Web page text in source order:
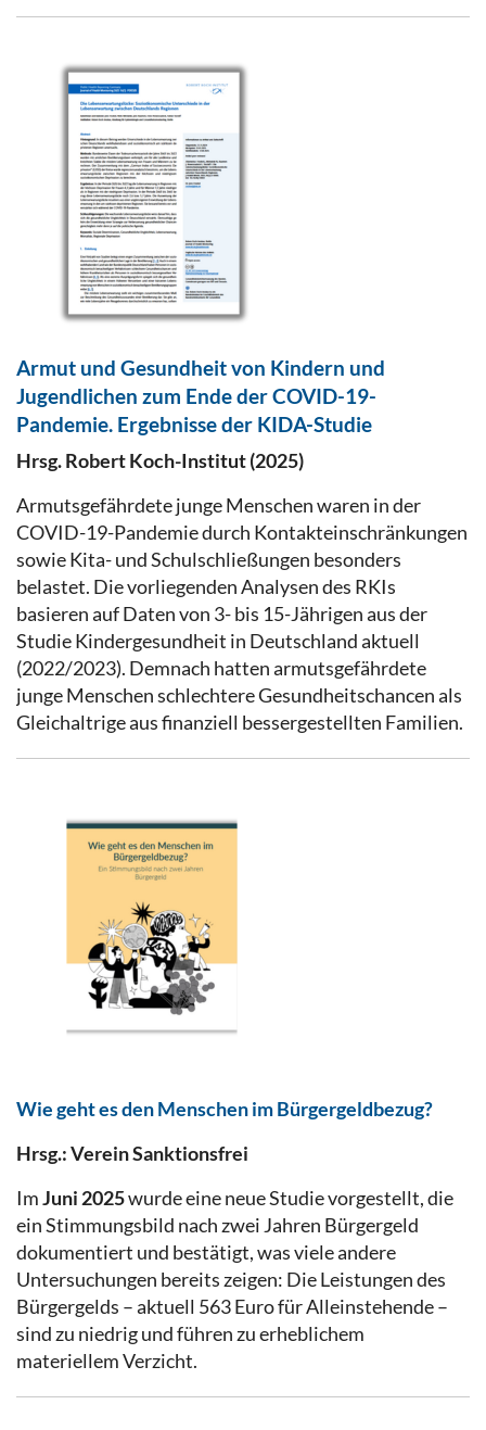
Armut und Gesundheit von Kindern und
Jugendlichen zum Ende der COVID-19-
Pandemie. Ergebnisse der KIDA-Studie
Hrsg. Robert Koch-Institut (2025)
Armutsgefährdete junge Menschen waren in der
COVID-19-Pandemie durch Kontakteinschränkungen
sowie Kita- und Schulschließungen besonders
belastet. Die vorliegenden Analysen des RKIs
basieren auf Daten von 3- bis 15-Jährigen aus der
Studie Kindergesundheit in Deutschland aktuell
(2022/2023). Demnach hatten armutsgefährdete
junge Menschen schlechtere Gesundheitschancen als
Gleichaltrige aus finanziell bessergestellten Familien.
Wie geht es den Menschen im Bürgergeldbezug?
Hrsg.: Verein Sanktionsfrei
ImJuni 2025wurde eine neue Studie vorgestellt, die
ein Stimmungsbild nach zwei Jahren Bürgergeld
dokumentiert und bestätigt, was viele andere
Untersuchungen bereits zeigen: Die Leistungen des
Bürgergelds – aktuell 563 Euro für Alleinstehende –
sind zu niedrig und führen zu erheblichem
materiellem Verzicht.